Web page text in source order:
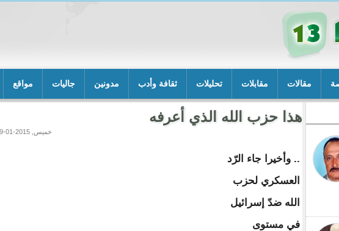
مقالات مقابلات تحليلات ثقافة وأدب مدونين جاليات مواقع
هذا حزب الله الذي أعرفه
خميس, 2015-01-29 07:19
.. وأخيرا جاء الرّد
العسكري لحزب
الله ضدّ إسرائيل
في مستوى